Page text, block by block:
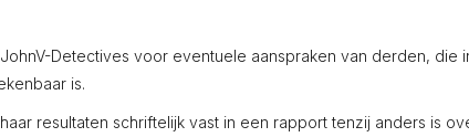
Detectives voor eventuele aanspraken van derden,
is.
resultaten schriftelijk vast in een rapport tenzij anders is